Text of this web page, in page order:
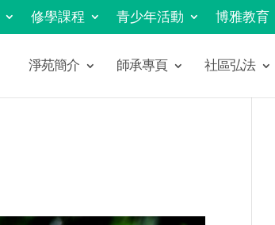
修學課程 青少年活動 博雅教育
淨苑簡介 師承專頁 社區弘法